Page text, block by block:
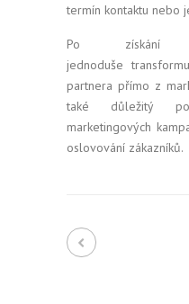
termín kontaktu nebo
Po získání
jednoduše
partnera přímo z
také důležitý
marketingových
oslovování zákazníků.